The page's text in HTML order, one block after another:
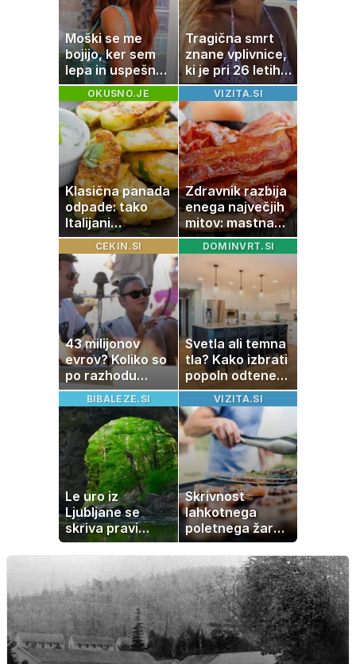
Moški se me
bojijo, ker sem
lepa in uspešna:
Misica razkrila,
zakaj je še
vedno samska
Tragična smrt
znane vplivnice,
ki je pri 26 letih
izgubila boj z
boleznijo
OKUSNO.JE
Klasična panada
odpade: tako
Italijani
pripravijo
slastne ocvrte
bučke
VIZITA.SI
Zdravnik razbija
enega največjih
mitov: mastna
jetra ne
nastanejo zaradi
slanine, temveč
zaradi živila, ki
ga imamo vsi
radi
CEKIN.SI
43 milijonov
evrov? Koliko so
po razhodu
zahtevale ali
prejele
partnerice
športnih
zvezdnikov
DOMINVRT.SI
Svetla ali temna
tla? Kako izbrati
popoln odtenek
za vaš dom
BIBALEZE.SI
Le uro iz
Ljubljane se
skriva pravi
naravni čudež:
izlet, ki bo
navdušil otroke
VIZITA.SI
Skrivnost
lahkotnega
poletnega žara,
po katerem ne
boste
potrebovali
popoldanskega
spanca